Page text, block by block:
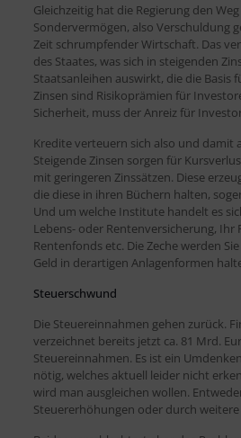
Gleichzeitig hat die Regierung den
Sondervermögen, also Verschuldung
Zeit schrumpfender Wirtschaft. Das
des Staates, was sich in steigenden
Staatsanleihen auswirkt, die die Basis
Zinsen sind Risikoprämien für
Sicherheit, muss der Anreiz für
Kredite verteuern sich also und damit
Steigende Zinsen sorgen für
mit geringeren Zinssätzen. Diese
die diese in ihren Büchern halten,
Und um welche Institute handelt es
Lebens- oder Rentenversicherung, Ihr
Rentenfonds etc. Die Zeche werden
Geld in derartigen Anlagenformen
Steuerschwund
Die Steuereinnahmen gehen zurück.
verzeichnet bereits jetzt ca. 81 Mrd.
Steuereinnahmen. Es ist ein
nötig, welches aktuell leider nicht
wird man ausgleichen wollen.
Steuererhöhungen oder durch